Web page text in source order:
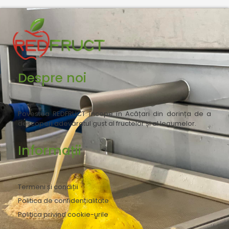
Despre noi
Povestea REDFRUCT începe în Acățari din dorința de a
descoperi adevăratul gust al fructelor și al legumelor.
Informații
Termeni și condiții
Politica de confidențialitate
Politica privind cookie-urile